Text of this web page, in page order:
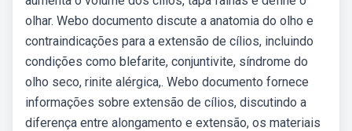
olhar. Webo documento discute a anatomia do olho e
contraindicações para a extensão de cílios, incluindo
condições como blefarite, conjuntivite, síndrome do
olho seco, rinite alérgica,. Webo documento fornece
informações sobre extensão de cílios, discutindo a
diferença entre alongamento e extensão, os materiais